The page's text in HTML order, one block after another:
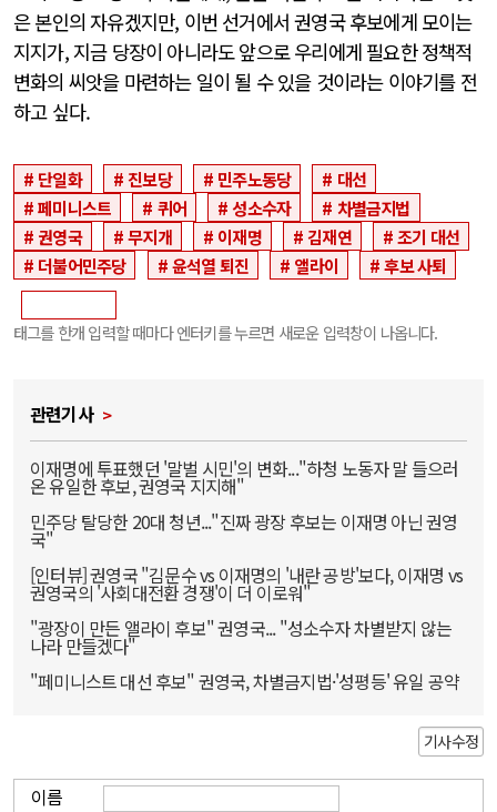
은 본인의 자유겠지만, 이번 선거에서 권영국 후보에게 모이는
지지가, 지금 당장이 아니라도 앞으로 우리에게 필요한 정책적
변화의 씨앗을 마련하는 일이 될 수 있을 것이라는 이야기를 전
하고 싶다.
단일화 진보당 민주노동당
대선
페미니스트
퀴어 성소수자
차별금지법
권영국
무지개 이재명 김재연
조기 대선
더불어민주당
윤석열 퇴진 앨라이 후보 사퇴
태그를 한개 입력할 때마다 엔터키를 누르면 새로운 입력창이 나옵니다.
관련기사
이재명에 투표했던 '말벌 시민'의 변화..."하청 노동자 말 들으러
온 유일한 후보, 권영국 지지해"
민주당 탈당한 20대 청년..."진짜 광장 후보는 이재명 아닌 권영
국"
[인터뷰] 권영국 "김문수 vs 이재명의 '내란 공방'보다, 이재명 vs
권영국의 '사회대전환 경쟁'이 더 이로워"
"광장이 만든 앨라이 후보" 권영국... "성소수자 차별받지 않는
나라 만들겠다"
"페미니스트 대선 후보" 권영국, 차별금지법·'성평등' 유일 공약
기사수정
이름